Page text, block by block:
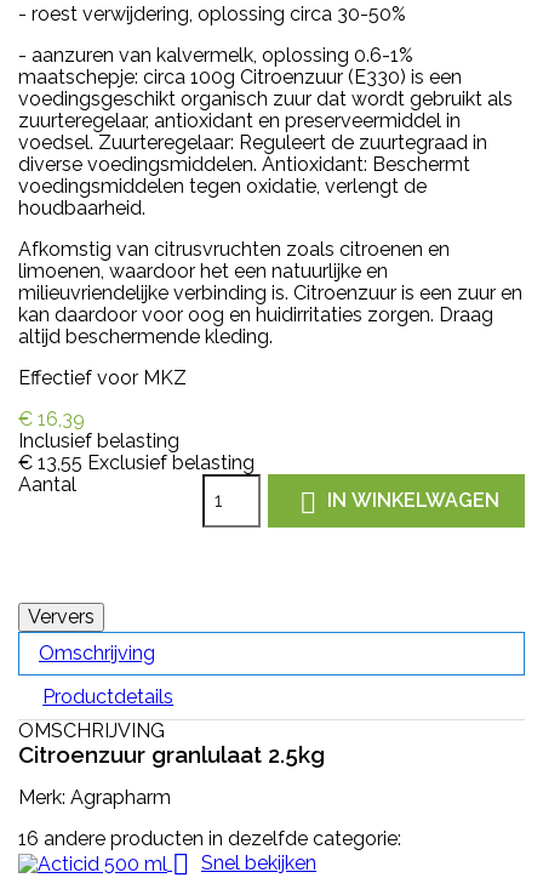
- roest verwijdering, oplossing circa 30-50%
- aanzuren van kalvermelk, oplossing 0.6-1%
maatschepje: circa 100g Citroenzuur (E330) is een
voedingsgeschikt organisch zuur dat wordt gebruikt als
zuurteregelaar, antioxidant en preserveermiddel in
voedsel. Zuurteregelaar: Reguleert de zuurtegraad in
diverse voedingsmiddelen. Antioxidant: Beschermt
voedingsmiddelen tegen oxidatie, verlengt de
houdbaarheid.
Afkomstig van citrusvruchten zoals citroenen en
limoenen, waardoor het een natuurlijke en
milieuvriendelijke verbinding is. Citroenzuur is een zuur en
kan daardoor voor oog en huidirritaties zorgen. Draag
altijd beschermende kleding.
Effectief voor MKZ
€ 16,39
Inclusief belasting
€ 13,55 Exclusief belasting
Aantal
 IN WINKELWAGEN
Omschrijving
Productdetails
OMSCHRIJVING
Citroenzuur granlulaat 2.5kg
Merk: Agrapharm
16 andere producten in dezelfde categorie:
 Snel bekijken